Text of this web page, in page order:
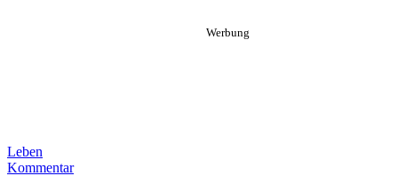
Leben
Kommentar